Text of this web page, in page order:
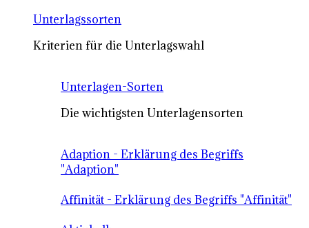
Unterlagssorten
Kriterien für die Unterlagswahl
Unterlagen-Sorten
Die wichtigsten Unterlagensorten
Adaption - Erklärung des Begriffs
"Adaption"
Affinität - Erklärung des Begriffs "Affinität"